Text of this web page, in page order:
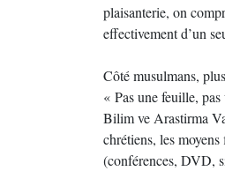
plaisanterie, on
effectivement d’un
Côté musulmans,
« Pas une feuille,
Bilim ve Arastirma
chrétiens, les
(conférences, DVD,